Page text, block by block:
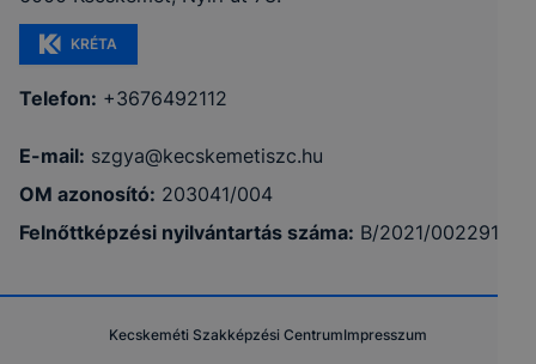
KRÉTA
Telefon: +3676492112
E-mail: szgya@kecskemetiszc.hu
OM azonosító: 203041/004
Felnőttképzési nyilvántartás száma: B/2021/002291
Kecskeméti Szakképzési CentrumImpresszum